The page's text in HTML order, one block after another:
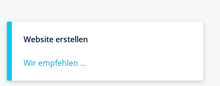
Website erstellen
Wir empfehlen ...